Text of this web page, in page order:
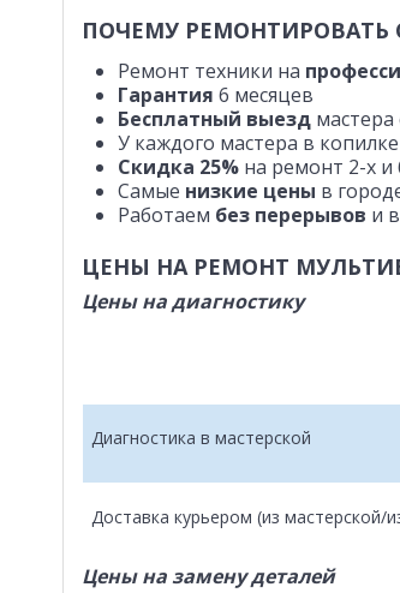
ПОЧЕМУ РЕМОНТИРОВАТЬ
Ремонт техники на
Гарантия 6 месяцев
Бесплатный выезд мастера
У каждого мастера в
Скидка 25% на ремонт 2-х
Самые низкие цены в
Работаем без перерывов и
ЦЕНЫ НА РЕМОНТ
Цены на диагностику
Диагностика в мастерской
Доставка курьером (из мастерской/
Цены на замену деталей